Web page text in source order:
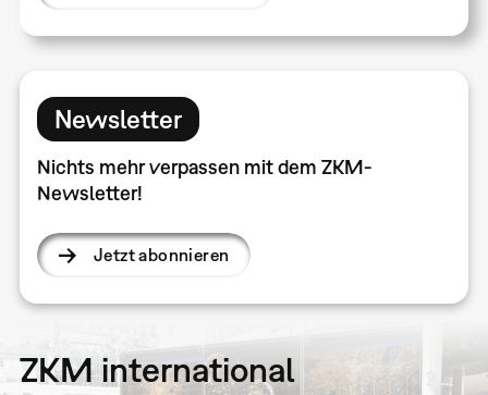
Newsletter
Nichts mehr verpassen mit dem ZKM-
Newsletter!
Jetzt abonnieren
ZKM international